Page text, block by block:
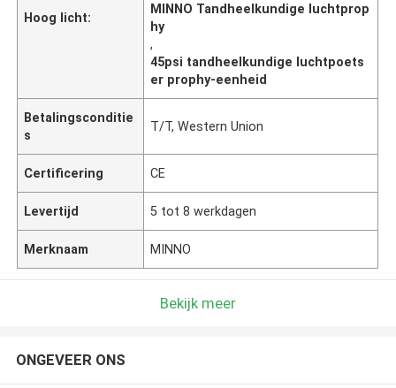
Hoog licht:
MINNO Tandheelkundige luchtprop
hy
,
45psi tandheelkundige luchtpoets
er prophy-eenheid
Betalingsconditie
s
T/T, Western Union
Certificering CE
Levertijd 5 tot 8 werkdagen
Merknaam MINNO
Bekijk meer
ONGEVEER ONS